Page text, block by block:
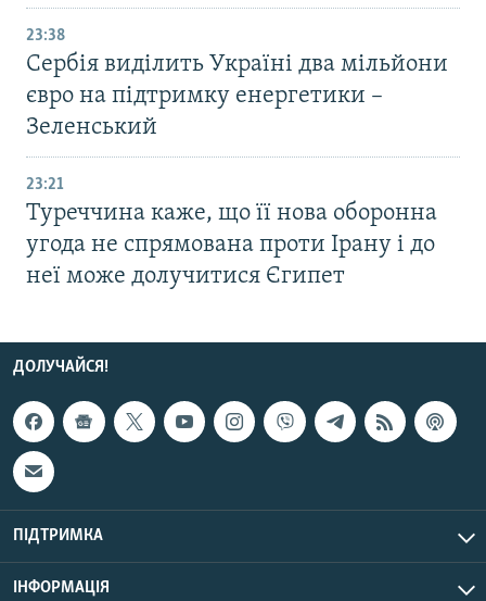
23:38
Сербія виділить Україні два мільйони
євро на підтримку енергетики –
Зеленський
23:21
Туреччина каже, що її нова оборонна
угода не спрямована проти Ірану і до
неї може долучитися Єгипет
ДОЛУЧАЙСЯ!
ПІДТРИМКА
ІНФОРМАЦІЯ